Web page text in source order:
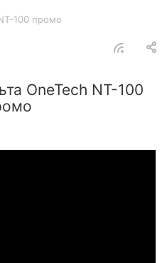
100 промо
OneTech NT-100